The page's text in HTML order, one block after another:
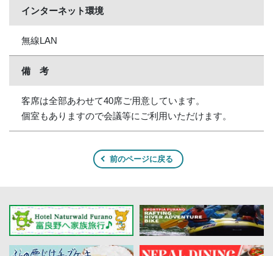
インターネット環境
無線LAN
備 考
客席は全部あわせて40席ご用意しています。
個室もありますので会議等にご利用いただけます。
前のページに戻る